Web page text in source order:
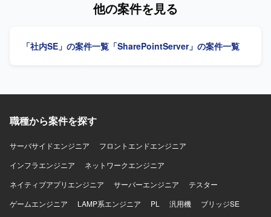
験結果や未完了課題、切替可否判断に関する技術論点の整
や未決事項、他社依存事項、スコープ影響がある事項の洗
に前に出て、PMからの細かい技術指示を待つことなく自ら
ります。技術担当とPM/PMOの間に立ち、技術論点をプロ
短期間で状況を把握し課題を整理できる方を歓迎いたしま
付けられ、関係者との調整、説明、合意形成ができるコミ
ュニケーション力をお持ちの方、タフな状況でも粘り強く
現実的な落としどころを作れる方、不明点を抱え込まず適
切にエスカレーションできる方、本番切替や運用引継ぎ前
管理および活用推進を担当していただきます。具体的に
の活用支援（教育・問い合わせ対応）などを行っていただ
がら、M365の活用を主体的にリードしていただける方を求
用部門のニーズを汲み取り、わかりやすく説明・教育がで
案まで推進できる方を歓迎いたします。 【ポジションの魅
め、業務効率化やDX推進に直接貢献できる環境です。セキ
ュリティやガバナンスを意識したルール・ポリシー設計に
も関わることができ、コラボレーション基盤の整備を通じ
て組織全体に大きな影響を与える経験を積むことができま
他の案件を見る
「社内SE」の案件一覧 「SharePointServer」の案件一覧
職種から案件を探す
サーバサイドエンジニア
フロントエンドエンジニア
インフラエンジニア
ネットワークエンジニア
ネイティブアプリエンジニア
サーバーエンジニア
テスター
ゲームエンジニア
LAMP系エンジニア PL 汎用機
ブリッジSE